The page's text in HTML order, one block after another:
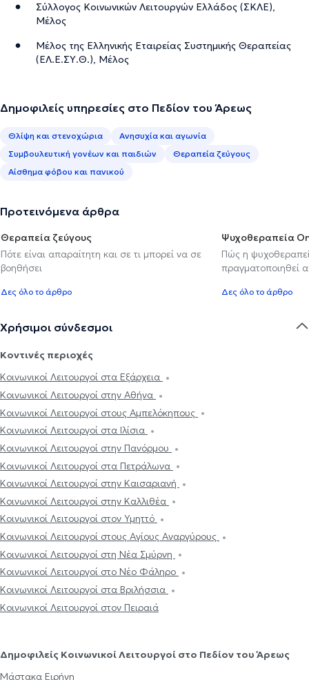
Σύλλογος Κοινωνικών Λειτουργών Ελλάδος (ΣΚΛΕ),
Μέλος
Μέλος της Ελληνικής Εταιρείας Συστημικής Θεραπείας
(ΕΛ.Ε.ΣΥ.Θ.), Μέλος
Δημοφιλείς υπηρεσίες στο Πεδίον του Άρεως
Θλίψη και στενοχώρια
Ανησυχία και αγωνία
Συμβουλευτική γονέων και παιδιών
Θεραπεία ζεύγους
Αίσθημα φόβου και πανικού
Προτεινόμενα άρθρα
Θεραπεία ζεύγους
Πότε είναι απαραίτητη και σε τι μπορεί να σε
βοηθήσει
Δες όλο το άρθρο
Ψυχοθεραπεία
Πώς η
πραγματοποιηθεί
Δες όλο το άρθρο
Χρήσιμοι σύνδεσμοι
Κοντινές περιοχές
Κοινωνικοί Λειτουργοί στα Εξάρχεια
Κοινωνικοί Λειτουργοί στην Αθήνα
Κοινωνικοί Λειτουργοί στους Αμπελόκηπους
Κοινωνικοί Λειτουργοί στα Ιλίσια
Κοινωνικοί Λειτουργοί στην Πανόρμου
Κοινωνικοί Λειτουργοί στα Πετράλωνα
Κοινωνικοί Λειτουργοί στην Καισαριανή
Κοινωνικοί Λειτουργοί στην Καλλιθέα
Κοινωνικοί Λειτουργοί στον Υμηττό
Κοινωνικοί Λειτουργοί στους Αγίους Αναργύρους
Κοινωνικοί Λειτουργοί στη Νέα Σμύρνη
Κοινωνικοί Λειτουργοί στο Νέο Φάληρο
Κοινωνικοί Λειτουργοί στα Βριλήσσια
Κοινωνικοί Λειτουργοί στον Πειραιά
Δημοφιλείς Κοινωνικοί Λειτουργοί στο Πεδίον του Άρεως
Μάστακα Ειρήνη